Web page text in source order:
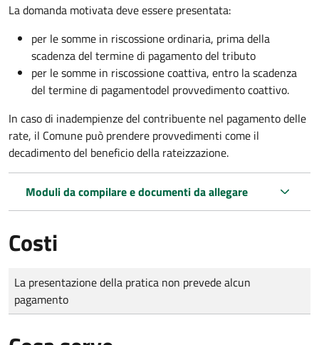
La domanda motivata deve essere presentata:
per le somme in riscossione ordinaria, prima della
scadenza del termine di pagamento del tributo
per le somme in riscossione coattiva, entro la scadenza
del termine di pagamentodel provvedimento coattivo.
In caso di inadempienze del contribuente nel pagamento delle
rate, il Comune può prendere provvedimenti come il
decadimentodel beneficio della rateizzazione.
Moduli da compilare e documenti da allegare
Costi
Tipo di pagamento
Importo
La presentazione della pratica non prevede alcun
pagamento